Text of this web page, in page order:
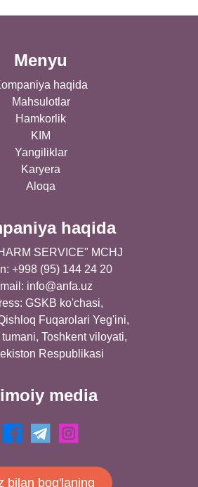
Menyu
haqida
Mahsulotlar
Hamkorlik
KIM
Yangiliklar
Karyera
Aloqa
haqida
SERVICE" MCHJ
+998 (95) 144 24 20
info@anfa.uz
GSKB ko'chasi,
Fuqarolari Yeg'ini,
Toshkent viloyati,
Respublikasi
media
bilan bog'laning